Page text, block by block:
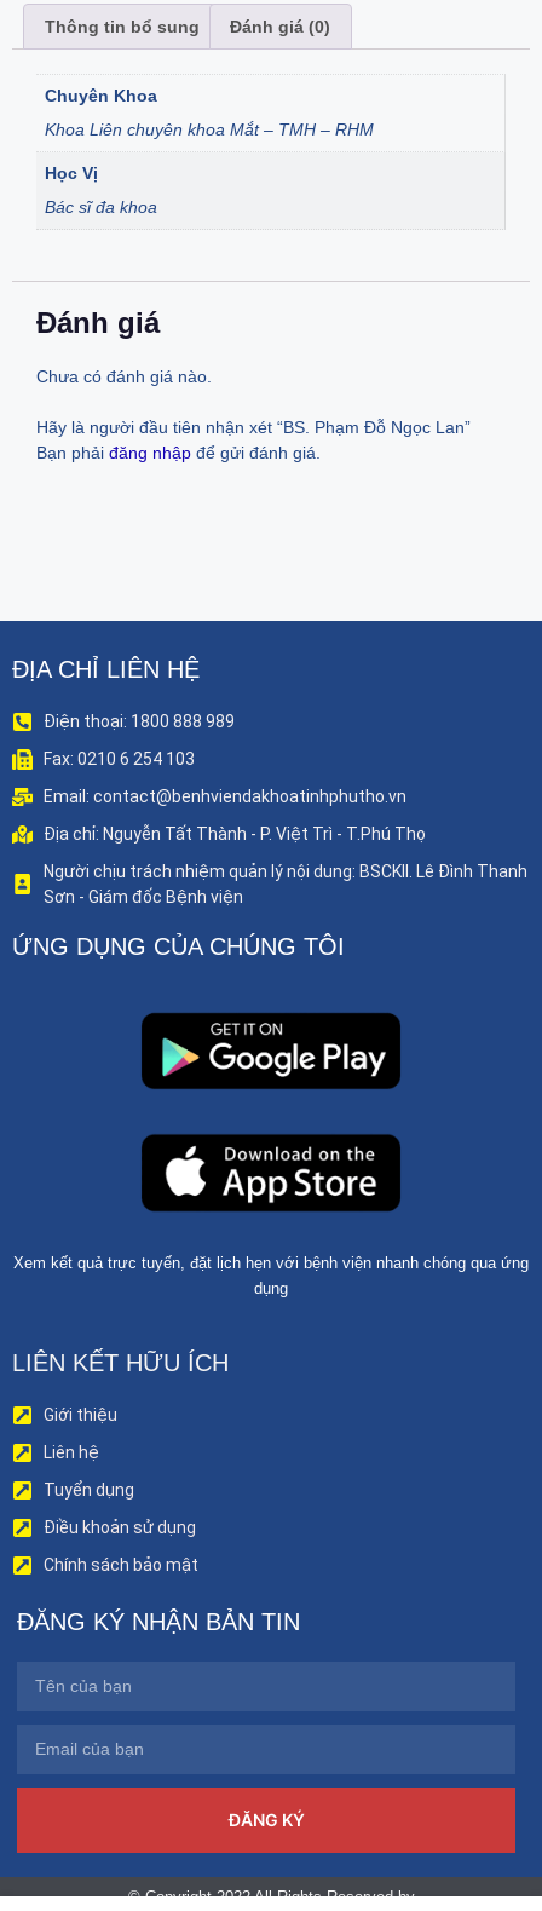
Thông tin bổ sung Đánh giá (0)
Chuyên Khoa
Khoa Liên chuyên khoa Mắt – TMH – RHM
Học Vị
Bác sĩ đa khoa
Đánh giá
Chưa có đánh giá nào.
Hãy là người đầu tiên nhận xét “BS. Phạm Đỗ Ngọc Lan”
Bạn phải đăng nhập để gửi đánh giá.
ĐỊA CHỈ LIÊN HỆ
Điện thoại: 1800 888 989
Fax: 0210 6 254 103
Email: contact@benhviendakhoatinhphutho.vn
Địa chỉ: Nguyễn Tất Thành - P. Việt Trì - T.Phú Thọ
Người chịu trách nhiệm quản lý nội dung: BSCKII. Lê Đình Thanh
Sơn - Giám đốc Bệnh viện
ỨNG DỤNG CỦA CHÚNG TÔI
Xem kết quả trực tuyến, đặt lịch hẹn với bệnh viện nhanh chóng qua ứng
dụng
LIÊN KẾT HỮU ÍCH
Giới thiệu
Liên hệ
Tuyển dụng
Điều khoản sử dụng
Chính sách bảo mật
ĐĂNG KÝ NHẬN BẢN TIN
ĐĂNG KÝ
© Copyright 2022 All Rights Reserved by